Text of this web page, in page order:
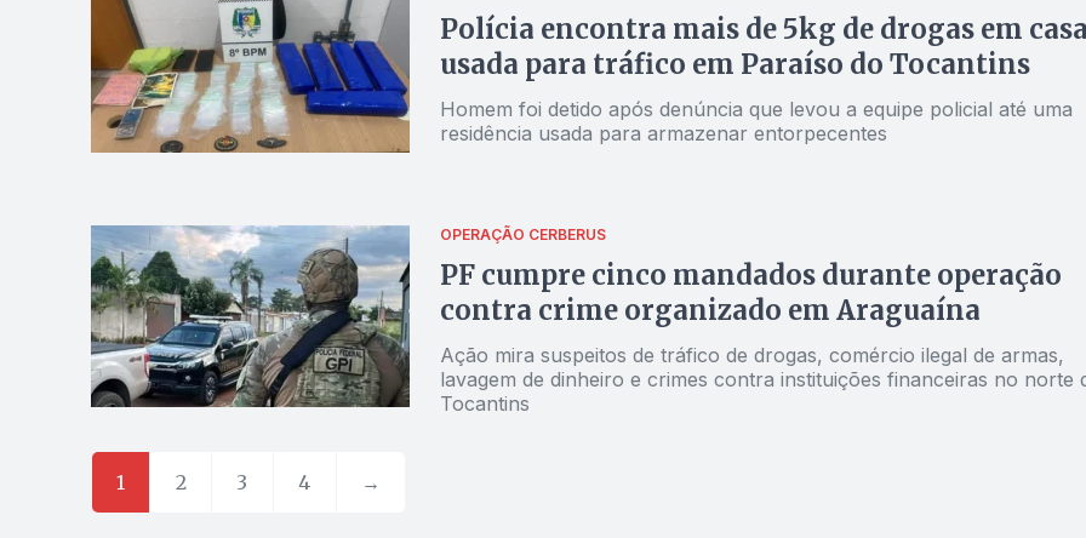
Polícia encontra mais de 5kg de drogas em
usada para tráfico em Paraíso do Tocantins
Homem foi detido após denúncia que levou a equipe policial até uma
residência usada para armazenar entorpecentes
OPERAÇÃO CERBERUS
PF cumpre cinco mandados durante operação
contra crime organizado em Araguaína
Ação mira suspeitos de tráfico de drogas, comércio ilegal de armas,
lavagem de dinheiro e crimes contra instituições financeiras no norte
Tocantins
1 2 3 4 →